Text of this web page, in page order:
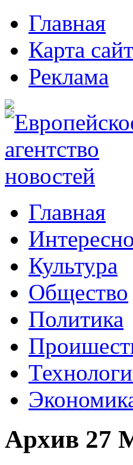
Главная
Карта
Реклама
Главная
Культура
Общество
Политика
Архив 27